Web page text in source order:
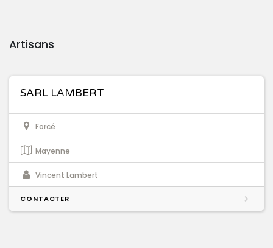
Artisans
SARL LAMBERT
Forcé
Mayenne
Vincent Lambert
CONTACTER